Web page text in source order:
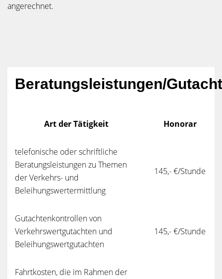
angerechnet.
Beratungsleistungen/
Art der Tätigkeit Honorar
telefonische oder schriftliche
Beratungsleistungen zu Themen
der Verkehrs- und
Beleihungswertermittlung
145,- €/Stunde
Gutachtenkontrollen von
Verkehrswertgutachten und
Beleihungswertgutachten
145,- €/Stunde
Fahrtkosten, die im Rahmen der